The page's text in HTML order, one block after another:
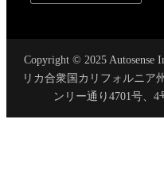
Copyright © 2025 Autosense
リカ合衆国カリフォルニア
ンリー通り4701号、4